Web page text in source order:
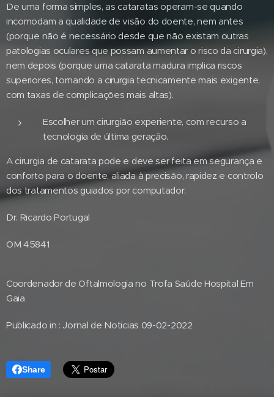
De uma forma simples, as cataratas operam-se quando
incomodam a qualidade de visão do doente, nem antes
(porque não é necessário desde que não existam outras
patologias oculares que possam aumentar o risco da cirurgia),
nem depois (porque uma catarata madura implica riscos
superiores, tornando a cirurgia tecnicamente mais exigente,
com taxas de complicações mais altas).
Escolher um cirurgião experiente, com recurso a
tecnologia de última geração.
A cirurgia de catarata pode e deve ser feita em segurança e
conforto para o doente, aliada à precisão, rapidez e controlo
dos tratamentos guiados por computador.
Dr. Ricardo Portugal
OM 45841
Coordenador de Oftalmologia no Trofa Saúde Hospital Em
Gaia
Publicado in : Jornal de Noticias 09-02-2022
Share